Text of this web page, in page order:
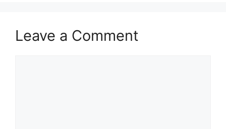
Leave a Comment